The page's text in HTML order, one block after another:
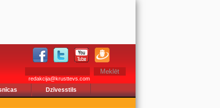
redakcija@krusttevs.com
Dzīvesstils